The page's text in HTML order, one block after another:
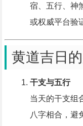
宿、五行、神
或权威平台验
黄道吉日
干支与五行
当天的干支组
八字相合，避